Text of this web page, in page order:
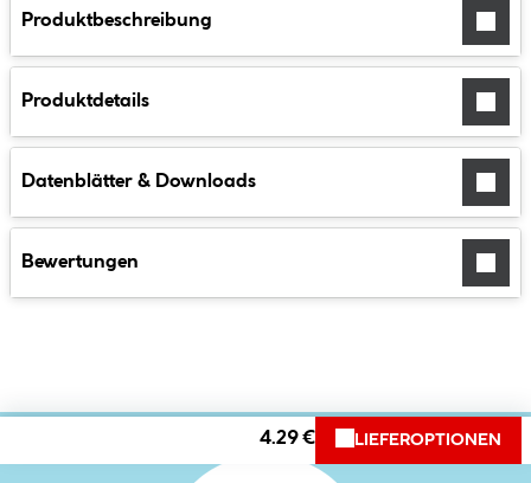
Produktbeschreibung
Produktdetails
Datenblätter & Downloads
Bewertungen
4.29 € LIEFEROPTIONEN